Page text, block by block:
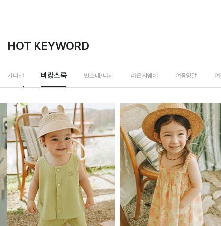
HOT KEYWORD
가디건 바캉스룩 민소매/나시 라운지웨어 여름양말